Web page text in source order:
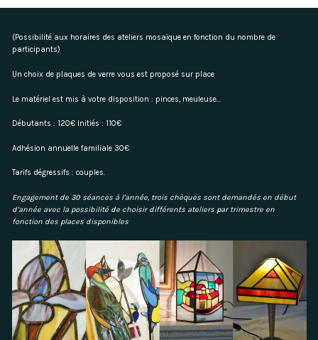
(Possibilité aux horaires des ateliers mosaïque en fonction du nombre de
participants)
Un choix de plaques de verre vous est proposé sur place
Le matériel est mis à votre disposition : pinces, meuleuse…
Débutants : 120€ Initiés : 110€
Adhésion annuelle familiale 30€
Tarifs dégressifs : couples.
Engagement de 30 séances à l’année, trois chèques sont demandés en début
d’année avec la possibilité de choisir différents ateliers par trimestre en
fonction des places disponibles